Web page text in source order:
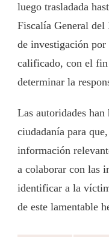
luego trasladada
Fiscalía General del
de investigación
calificado, con el fin
determinar la
Las autoridades
ciudadanía para
información
a colaborar con las
identificar a la
de este lamentable